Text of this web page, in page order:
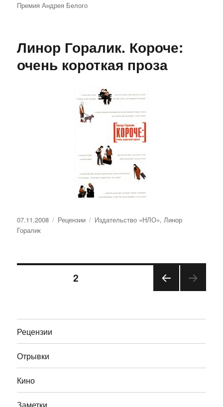
Премия Андрея Белого
Линор Горалик. Короче:
очень короткая проза
Опубликовано
07.11.2008 Рубрики
Рецензии Метки
Издательство «НЛО»,Линор
Горалик
Навигация
записям
НИЦ
СТРАНИЦА2
Рецензии
Отрывки
Кино
Заметки